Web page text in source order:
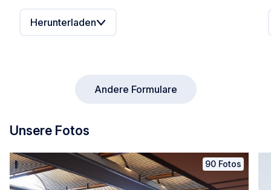
Herunterladen
Andere Formulare
Unsere Fotos
90 Fotos